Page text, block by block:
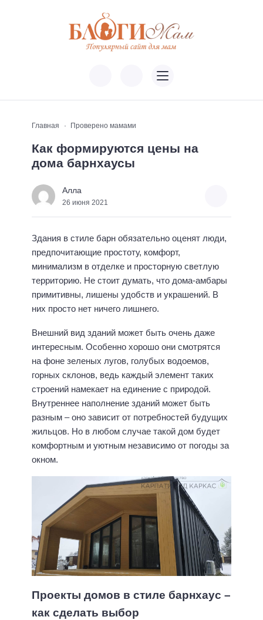
Главная Проверено мамами
Как формируются цены на
дома барнхаусы
Алла
26 июня 2021
Здания в стиле барн обязательно оценят люди,
предпочитающие простоту, комфорт,
минимализм в отделке и просторную светлую
территорию. Не стоит думать, что дома-амбары
примитивны, лишены удобств и украшений. В
них просто нет ничего лишнего.
Внешний вид зданий может быть очень даже
интересным. Особенно хорошо они смотрятся
на фоне зеленых лугов, голубых водоемов,
горных склонов, ведь каждый элемент таких
строений намекает на единение с природой.
Внутреннее наполнение зданий может быть
разным – оно зависит от потребностей будущих
жильцов. Но в любом случае такой дом будет
комфортным и уютным независимо от погоды за
окном.
Проекты домов в стиле барнхаус –
как сделать выбор